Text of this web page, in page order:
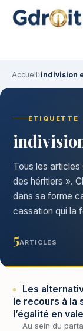
Accueil›indivision
ÉTIQUETTE
Tous les
des héritiers ».
dans sa forme
cassation qui la
5ARTICLES
Les
le recours à la
l’égalité en
Au sein du